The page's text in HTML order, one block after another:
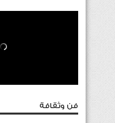
فن وثقافة